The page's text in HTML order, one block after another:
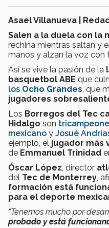
Asael Villanueva |
Salen a la duela con la
rechina mientras saltan y
manos y alzan la voz con
Así se vive la pasión de la
basquetbol ABE que
los Ocho Grandes , que
jugadores
Los Borregos del Tec
Hidalgo son
mexicano y Josué
ejemplo, el jugador más
de Emmanuel Trinidad
Óscar López , director
del Tec de Monterrey ,
formación está
para el deporte
“Tenemos mucho por
probado y está